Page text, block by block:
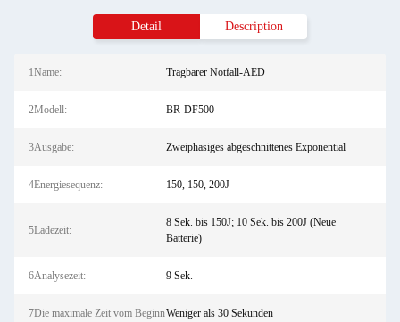
Detail Description
1Name: Tragbarer Notfall-AED
2Modell: BR-DF500
3Ausgabe: Zweiphasiges abgeschnittenes Exponential
4Energiesequenz: 150, 150, 200J
5Ladezeit:
8 Sek. bis 150J; 10 Sek. bis 200J (Neue
Batterie)
6Analysezeit: 9 Sek.
7Die maximale Zeit vom BeginnWeniger als 30 Sekunden